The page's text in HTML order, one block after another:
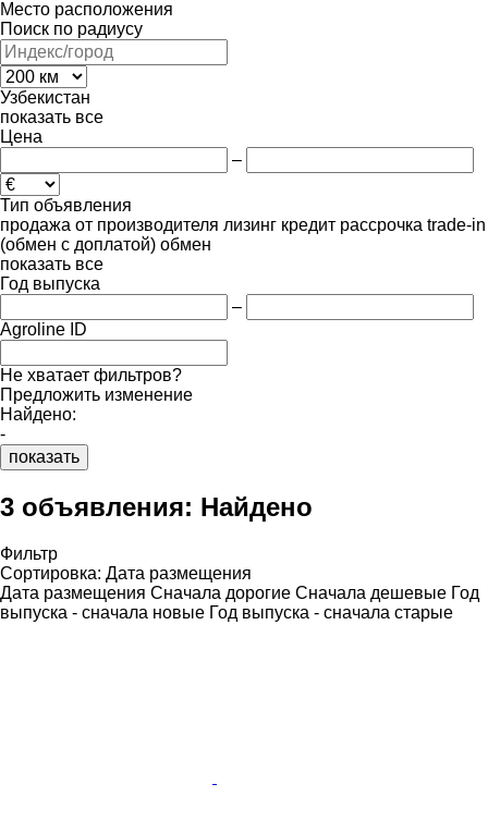
Место расположения
Поиск по радиусу
Узбекистан
показать все
Цена
–
Тип объявления
продажа от производителя лизинг кредит рассрочка trade-in
(обмен с доплатой) обмен
показать все
Год выпуска
–
Agroline ID
Не хватает фильтров?
Предложить изменение
Найдено:
-
показать
3 объявления: Найдено
Фильтр
Сортировка: Дата размещения
Дата размещения Сначала дорогие Сначала дешевые Год
выпуска - сначала новые Год выпуска - сначала старые